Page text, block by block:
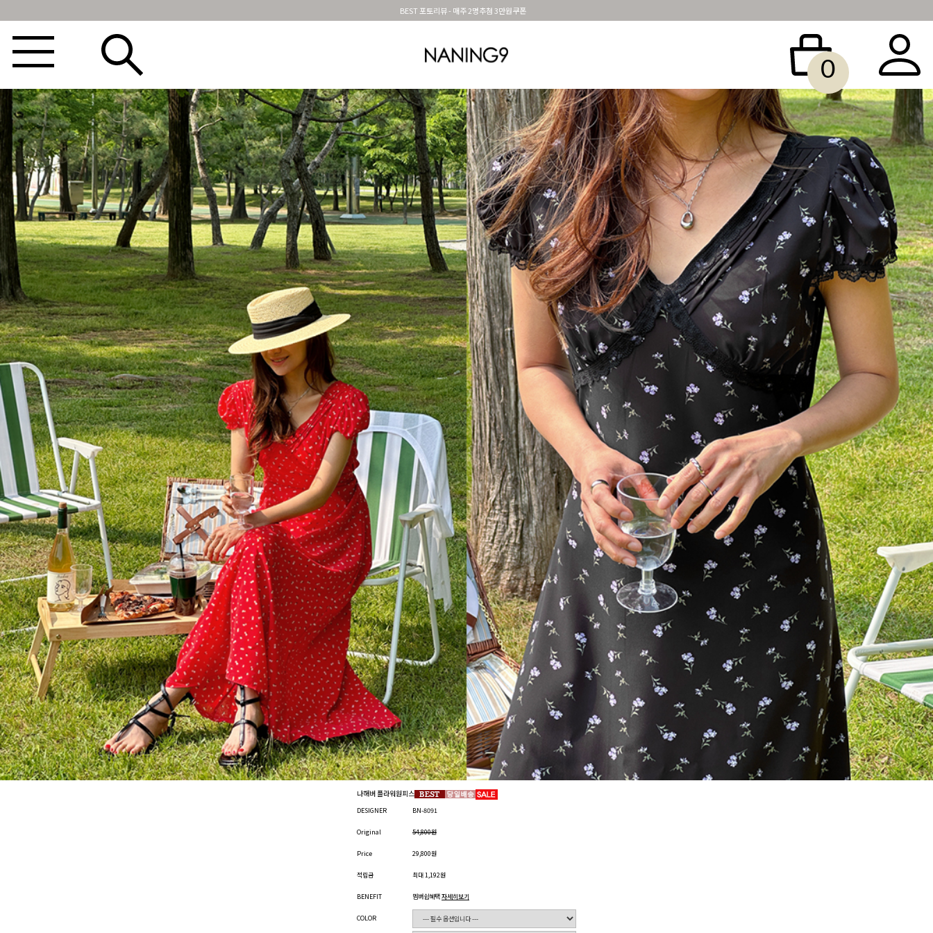
BEST 포토리뷰 - 매주 2명추첨 3만원쿠폰
0
BEST100🤍 NEW5% 베스트재진행 썸머여행룩 아울렛 하객&모임룩 OUTER TOP DRESS&SKIRT PANTS 세트아이템 MADE N9 SHOES & BAG ACCESSORY SALE 빅사이즈 당일배송
나해버 플라워원피스
DESIGNER BN-8091
Original 54,800원
Price 29,800원
적립금 최대 1,192원
BENEFIT 멤버쉽혜택자세히보기
COLOR